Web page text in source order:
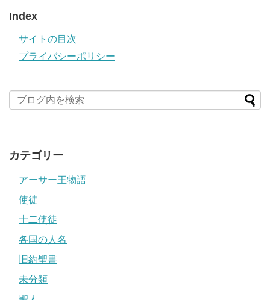
Index
サイトの目次
プライバシーポリシー
カテゴリー
アーサー王物語
使徒
十二使徒
各国の人名
旧約聖書
未分類